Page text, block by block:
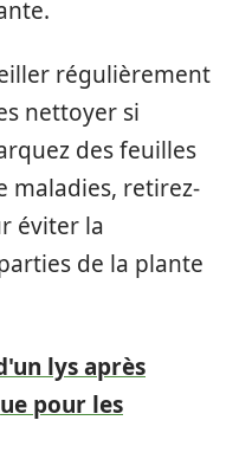
régulièrement
nettoyer si
des feuilles
maladies, retirez-
éviter la
de la plante
lys après
pour les